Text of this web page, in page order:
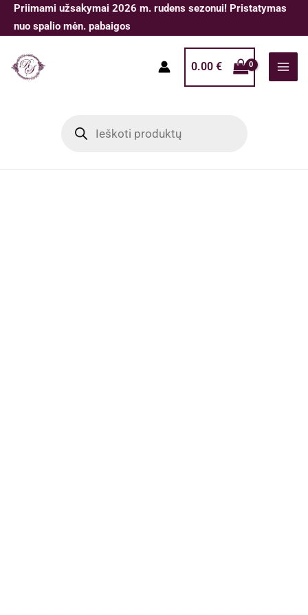
Pereiti
prie
Priimami užsakymai 2026 m. rudens sezonui! Pristatymas
nuo spalio mėn. pabaigos
0.00 €
search